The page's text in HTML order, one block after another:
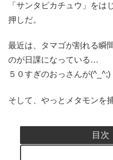
「サンタピカチュウ」をは
押しだ。
最近は、タマゴが割れる瞬
のが日課になっている…
５０すぎのおっさんが(^_^;)
そして、やっとメタモンを
目次